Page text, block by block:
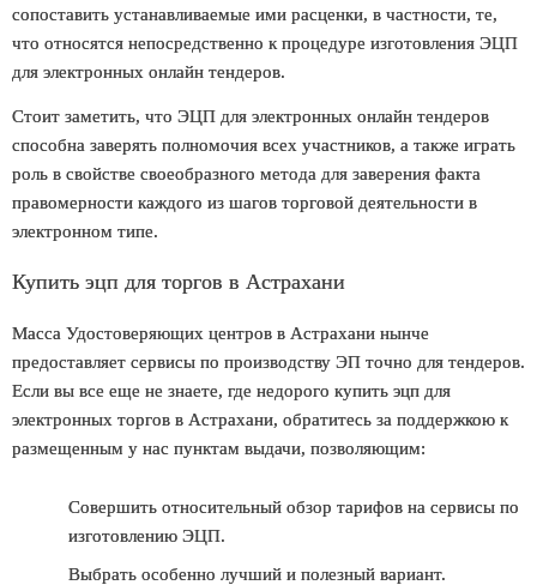
сопоставить устанавливаемые ими расценки, в частности, те,
что относятся непосредственно к процедуре изготовления ЭЦП
для электронных онлайн тендеров.
Стоит заметить, что ЭЦП для электронных онлайн тендеров
способна заверять полномочия всех участников, а также играть
роль в свойстве своеобразного метода для заверения факта
правомерности каждого из шагов торговой деятельности в
электронном типе.
Купить эцп для торгов в Астрахани
Масса Удостоверяющих центров в Астрахани нынче
предоставляет сервисы по производству ЭП точно для тендеров.
Если вы все еще не знаете, где недорого купить эцп для
электронных торгов в Астрахани, обратитесь за поддержкою к
размещенным у нас пунктам выдачи, позволяющим:
Совершить относительный обзор тарифов на сервисы по
изготовлению ЭЦП.
Выбрать особенно лучший и полезный вариант.